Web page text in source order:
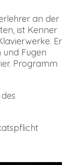
an der
ist Kenner
Er
Fugen
Programm